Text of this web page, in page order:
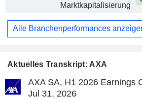
Aktuelles Transkript: AXA
AXA SA, H1 2026 Earnings
Jul 31, 2026
Marktkapitalisierung
Alle Branchenperformances